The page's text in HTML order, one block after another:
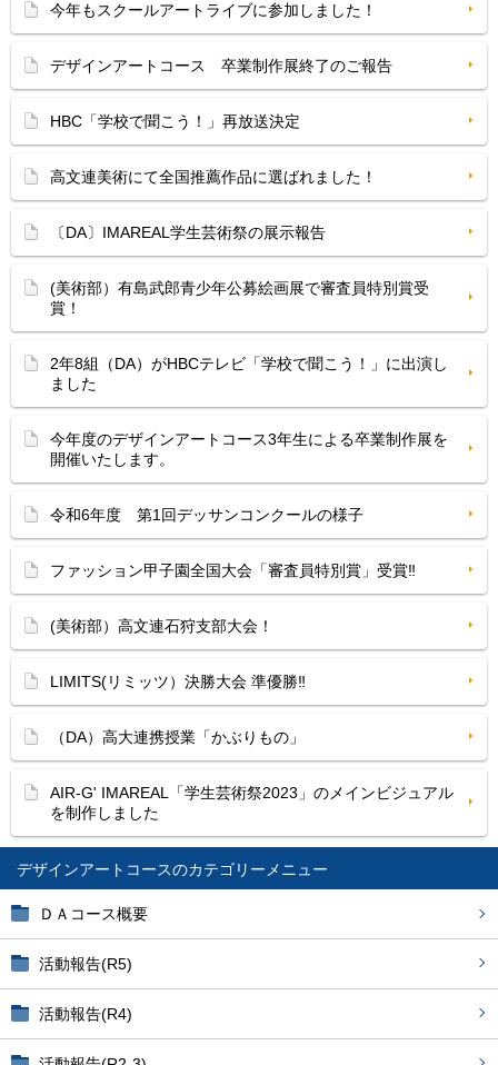
デザインアートコース
ＤＡコース概要
活動報告(R5)
活動報告(R4)
今年もスクールアートライブに参加しました！
デザインアートコース 卒業制作展終了のご報告
HBC「学校で聞こう！」再放送決定
高文連美術にて全国推薦作品に選ばれました！
〔DA〕IMAREAL学生芸術祭の展示報告
(美術部）有島武郎青少年公募絵画展で審査員特別賞受
賞！
2年8組（DA）がHBCテレビ「学校で聞こう！」に出演し
ました
今年度のデザインアートコース3年生による卒業制作展を
開催いたします。
令和6年度 第1回デッサンコンクールの様子
ファッション甲子園全国大会「審査員特別賞」受賞‼
(美術部）高文連石狩支部大会！
LIMITS(リミッツ）決勝大会 準優勝‼
（DA）高大連携授業「かぶりもの」
AIR-G' IMAREAL「学生芸術祭2023」のメインビジュアル
を制作しました